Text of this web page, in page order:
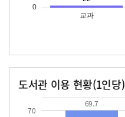
도서관 이용 현황(1인당)
70
69.7